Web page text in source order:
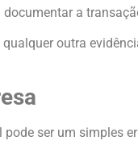
a
outra
ser um simples